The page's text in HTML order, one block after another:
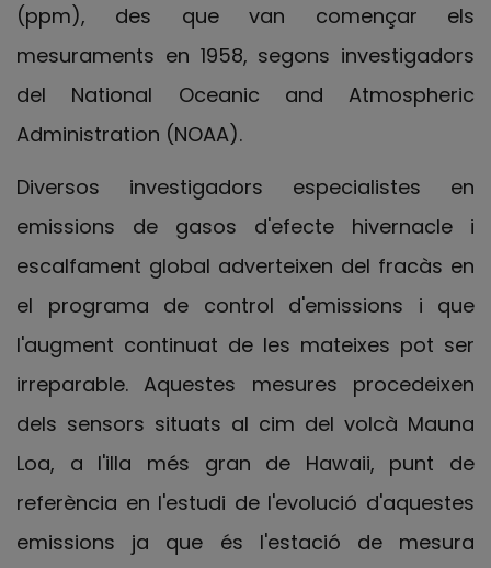
(ppm), des que van començar els
mesuraments en 1958, segons investigadors
del National Oceanic and Atmospheric
Administration (NOAA).
Diversos investigadors especialistes en
emissions de gasos d'efecte hivernacle i
escalfament global adverteixen del fracàs en
el programa de control d'emissions i que
l'augment continuat de les mateixes pot ser
irreparable. Aquestes mesures procedeixen
dels sensors situats al cim del volcà Mauna
Loa, a l'illa més gran de Hawaii, punt de
referència en l'estudi de l'evolució d'aquestes
emissions ja que és l'estació de mesura